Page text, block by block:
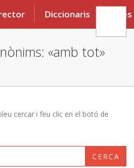
Diccionaris Eines
«amb tot»
cercar i feu clic en el botó de
CERCA